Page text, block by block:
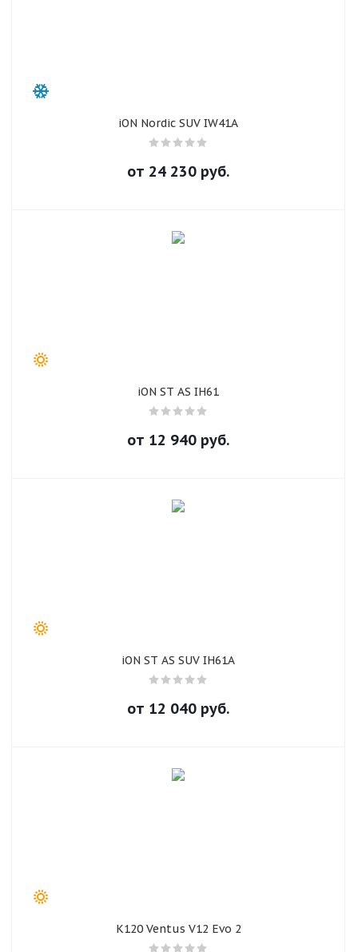
iON Nordic SUV IW41A
от 24 230 руб.
iON ST AS IH61
от 12 940 руб.
iON ST AS SUV IH61A
от 12 040 руб.
K120 Ventus V12 Evo 2